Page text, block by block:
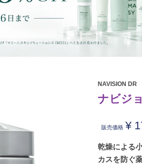
NAVISION DR
ナビジ
販売価格 ¥
乾燥による
カスを防ぐ